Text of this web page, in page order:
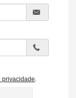
privacidade